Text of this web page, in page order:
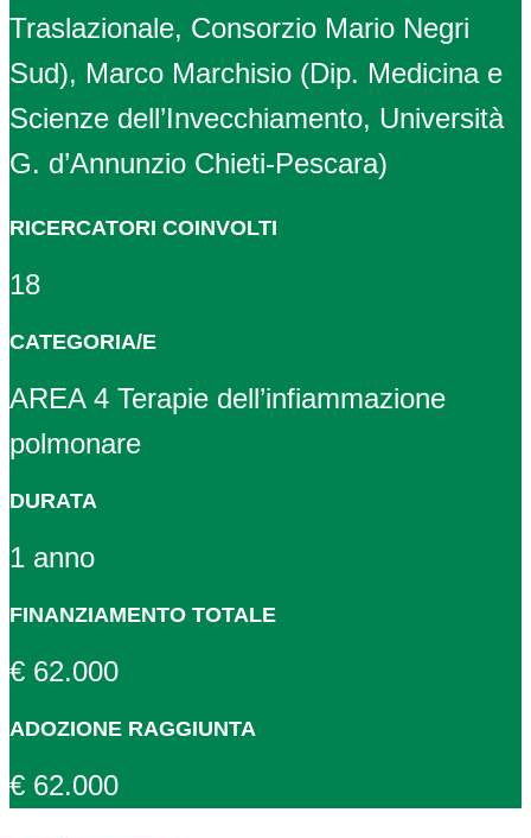
Traslazionale, Consorzio Mario Negri
Sud), Marco Marchisio (Dip. Medicina e
Scienze dell’Invecchiamento, Università
G. d’Annunzio Chieti-Pescara)
RICERCATORI COINVOLTI
18
CATEGORIA/E
AREA 4 Terapie dell’infiammazione
polmonare
DURATA
1 anno
FINANZIAMENTO TOTALE
€ 62.000
ADOZIONE RAGGIUNTA
€ 62.000